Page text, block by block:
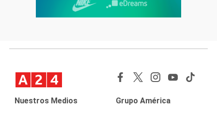
Nuestros Medios Grupo América